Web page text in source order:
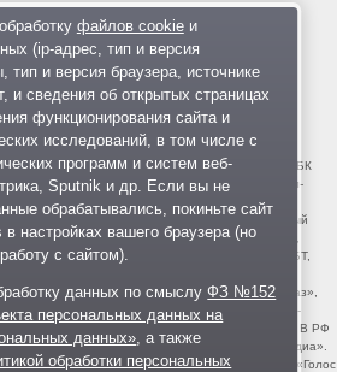
применяются рекомендательные
в Одинцово
экстремистскими и запрещены организации ФБК
иноагентом), Штабы Навального, «Национал-
Иеговы», «Армия воли народа», «Русский
против нелегальной иммиграции», «Правый
им. Степана Бандеры», «Мизантропик дивижн»,
движение «Артподготовка», движение ЛГБТ,
«Воля», АУЕ, батальоны «Азов» и «Айдар».
запрещены: «Движение Талибан», «Имарат Кавказ»,
Джебхад-ан-Нусра, «АУМ Синрике», «Братья-
исламского Магриба», «Сеть», «Колумбайн». В РФ
«Открытой России», издания «Проект Медиа».
«Дождь», «Медуза», «Важные истории», «Голос
файлов cookieи
(ip-адрес, тип и версия
тип и версия браузера, источнике
и сведения об открытых страницах
функционирования сайта и
исследований, в том числе с
программ и систем веб-
Sputnik и др. Если вы не
обрабатывались, покиньте сайт
настройках вашего браузера (но
с сайтом).
данных по смыслуФЗ №152
персональных данных на
данных» , а также
обработки персональных